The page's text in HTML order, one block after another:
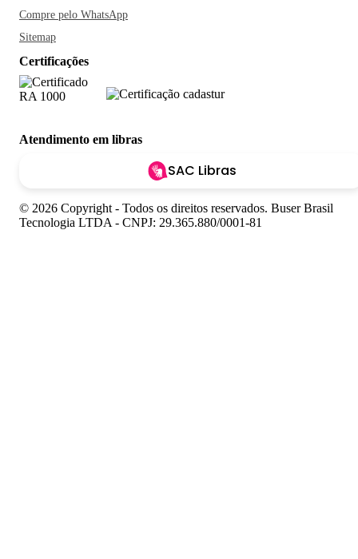
Compre pelo WhatsApp
Sitemap
Certificações
Atendimento em libras
SAC Libras
© 2026 Copyright - Todos os direitos reservados. Buser Brasil
Tecnologia LTDA - CNPJ: 29.365.880/0001-81